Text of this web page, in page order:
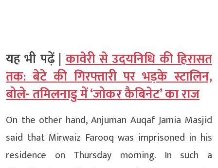
यह भी पढ़ें |कावेरी से उदयनिधि की हिरासत
तक: बेटे की गिरफ्तारी पर भड़के स्टालिन,
बोले- तमिलनाडु में ‘जोकर कैबिनेट’ का राज
On the other hand, Anjuman Auqaf Jamia Masjid
said that Mirwaiz Farooq was imprisoned in his
residence on Thursday morning. In such a